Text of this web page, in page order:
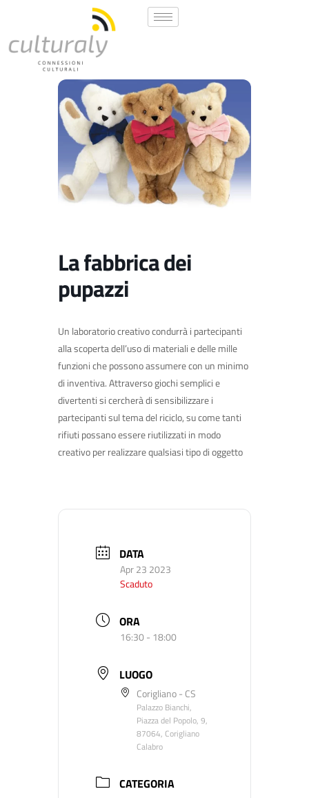
La fabbrica dei
pupazzi
Un laboratorio creativo condurrà i partecipanti
alla scoperta dell’uso di materiali e delle mille
funzioni che possono assumere con un minimo
di inventiva. Attraverso giochi semplici e
divertenti si cercherà di sensibilizzare i
partecipanti sul tema del riciclo, su come tanti
rifiuti possano essere riutilizzati in modo
creativo per realizzare qualsiasi tipo di oggetto
DATA
Apr 23 2023
Scaduto
ORA
16:30 - 18:00
LUOGO
Corigliano - CS
Palazzo Bianchi,
Piazza del Popolo, 9,
87064, Corigliano
Calabro
CATEGORIA